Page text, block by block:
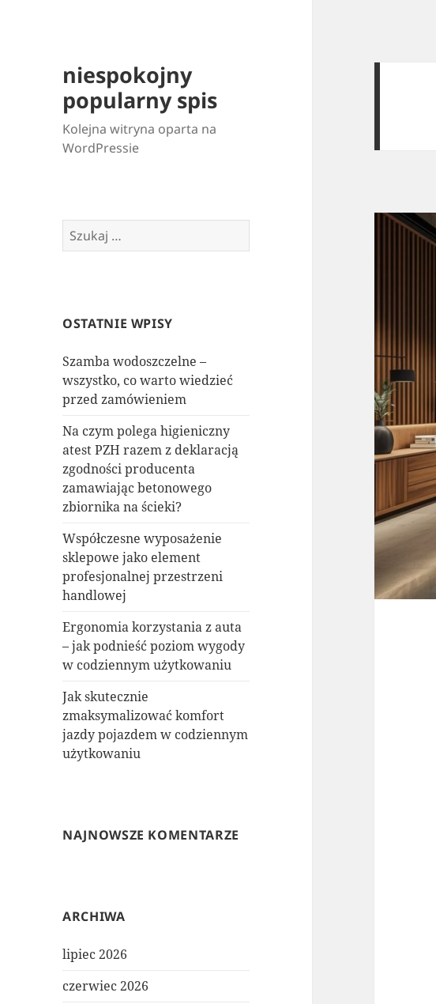
niespokojny
popularny spis
Kolejna witryna oparta na
WordPressie
Szukaj:
OSTATNIE WPISY
Szamba wodoszczelne –
wszystko, co warto wiedzieć
przed zamówieniem
Na czym polega higieniczny
atest PZH razem z deklaracją
zgodności producenta
zamawiając betonowego
zbiornika na ścieki?
Współczesne wyposażenie
sklepowe jako element
profesjonalnej przestrzeni
handlowej
Ergonomia korzystania z auta
– jak podnieść poziom wygody
w codziennym użytkowaniu
Jak skutecznie
zmaksymalizować komfort
jazdy pojazdem w codziennym
użytkowaniu
NAJNOWSZE KOMENTARZE
ARCHIWA
lipiec 2026
czerwiec 2026